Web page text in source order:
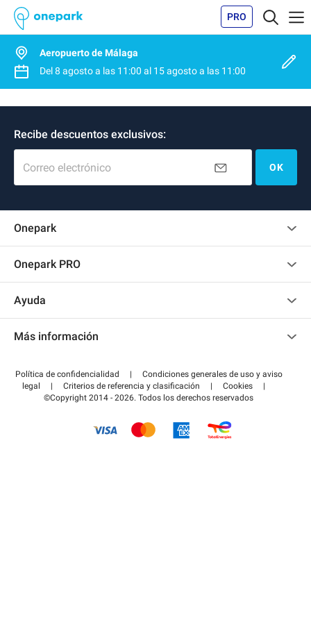
PRO
Aeropuerto de Málaga
Del8 agostoa las 11:00 al 15 agostoa las 11:00
Recibe descuentos exclusivos:
Correo electrónico OK
Onepark
Onepark PRO
Convertirse en colaborador
Acceder a mi área de colaborador
Ayuda
Pagar el aparcamiento FLOW
Más información
Guía de estacionamiento
Política de confidencialidad |
Condiciones generales de uso y aviso
legal
| Criterios de referencia y clasificación | Cookies
|
©Copyright 2014 - 2026. Todos los derechos reservados